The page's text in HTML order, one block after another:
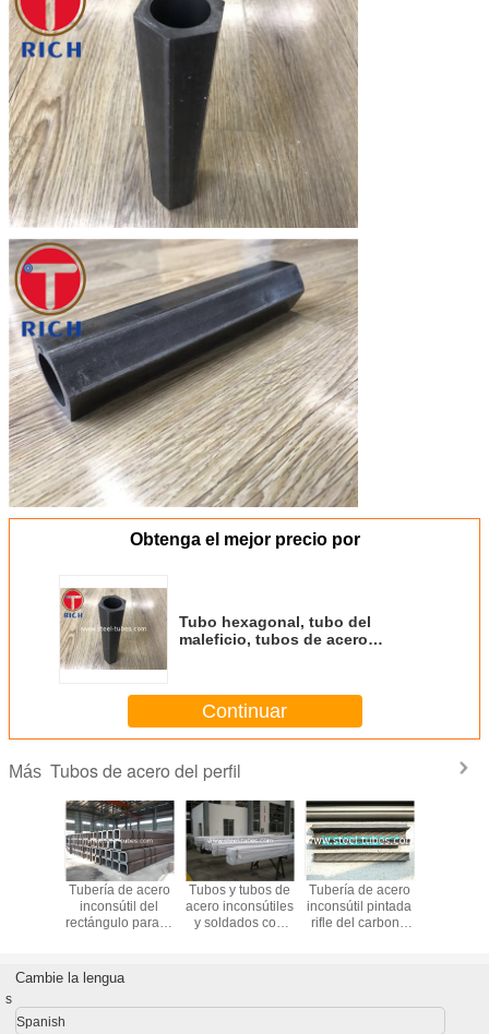
Obtenga el mejor precio por
Tubo hexagonal, tubo del
maleficio, tubos de acero
Continuar
Más Tubos de acero del perfil
Tubería de acero
inconsútil del
rectángulo para el
Tubos y tubos de
acero inconsútiles
y soldados con
Tubería de acero
inconsútil pintada
rifle del carbono
aleación
Cambie la lengua
s
Spanish